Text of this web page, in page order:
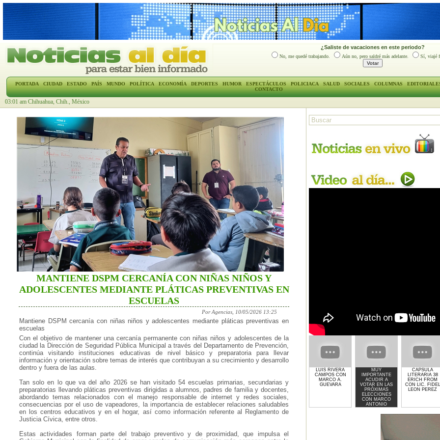
¿Saliste de vacaciones en este periodo?
No, me quedé trabajando. Aún no, pero saldré más adelante. Sí, viajé
PORTADA CIUDAD ESTADO PAÍS MUNDO POLÍTICA ECONOMÍA DEPORTES HUMOR ESPECTÁCULOS POLICIACA SALUD SOCIALES COLUMNAS
CONTACTO
03:01 am Chihuahua, Chih., México
MANTIENE DSPM CERCANÍA CON NIÑAS NIÑOS Y
ADOLESCENTES MEDIANTE PLÁTICAS PREVENTIVAS EN
ESCUELAS
Por Agencias, 10/05/2026 13:25
Mantiene DSPM cercanía con niñas niños y adolescentes mediante pláticas preventivas en
escuelas
Con el objetivo de mantener una cercanía permanente con niñas niños y adolescentes de la
ciudad la Dirección de Seguridad Pública Municipal a través del Departamento de Prevención,
continúa visitando instituciones educativas de nivel básico y preparatoria para llevar
información y orientación sobre temas de interés que contribuyan a su crecimiento y desarrollo
dentro y fuera de las aulas.
Tan solo en lo que va del año 2026 se han visitado 54 escuelas primarias, secundarias y
preparatorias llevando pláticas preventivas dirigidas a alumnos, padres de familia y docentes,
abordando temas relacionados con el manejo responsable de internet y redes sociales,
consecuencias por el uso de vapeadores, la importancia de establecer relaciones saludables
en los centros educativos y en el hogar, así como información referente al Reglamento de
Justicia Cívica, entre otros.
Estas actividades forman parte del trabajo preventivo y de proximidad, que impulsa el
LUIS RIVERA
CAMPOS CON
MARCO A.
GUEVARA
MUY
IMPORTANTE
ACUDIR A
VOTAR EN LAS
PRÓXIMAS
ELECCIONES
CON MARCO
ANTONIO
GUEVARA
CAPSULA
LITERARIA 38
ERICH FROM
CON LIC. FIDEL
LEON PEREZ